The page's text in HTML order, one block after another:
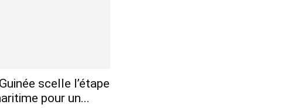
scelle l’étape
pour un...